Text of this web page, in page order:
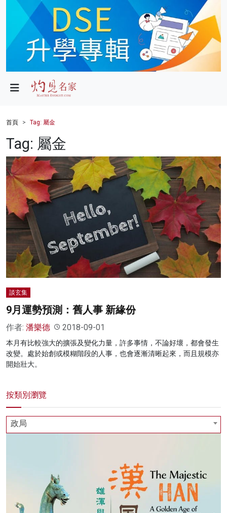
政局
財經
健康
商業
科技
影片
名家榜
灼見活動
首頁 Tag: 屬金
Tag: 屬金
談玄集
9月運勢預測：舊人事 新緣份
作者: 潘樂德 2018-09-01
本月有比較強大的擴張及變化力量，許多事情，不論好壞，都會發生
改變。處於始創或模糊階段的人事，也會逐漸清晰起來，而且規模亦
開始壯大。
按類別瀏覽
政局